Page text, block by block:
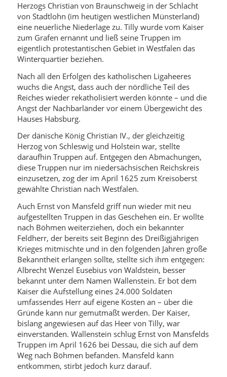
Herzogs Christian von Braunschweig in der Schlacht
von Stadtlohn (im heutigen westlichen Münsterland)
eine neuerliche Niederlage zu. Tilly wurde vom Kaiser
zum Grafen ernannt und ließ seine Truppen im
eigentlich protestantischen Gebiet in Westfalen das
Winterquartier beziehen.
Nach all den Erfolgen des katholischen Ligaheeres
wuchs die Angst, dass auch der nördliche Teil des
Reiches wieder rekatholisiert werden könnte – und die
Angst der Nachbarländer vor einem Übergewicht des
Hauses Habsburg.
Der dänische König Christian IV., der gleichzeitig
Herzog von Schleswig und Holstein war, stellte
daraufhin Truppen auf. Entgegen den Abmachungen,
diese Truppen nur im niedersächsischen Reichskreis
einzusetzen, zog der im April 1625 zum Kreisoberst
gewählte Christian nach Westfalen.
Auch Ernst von Mansfeld griff nun wieder mit neu
aufgestellten Truppen in das Geschehen ein. Er wollte
nach Böhmen weiterziehen, doch ein bekannter
Feldherr, der bereits seit Beginn des Dreißigjährigen
Krieges mitmischte und in den folgenden Jahren große
Bekanntheit erlangen sollte, stellte sich ihm entgegen:
Albrecht Wenzel Eusebius von Waldstein, besser
bekannt unter dem Namen Wallenstein. Er bot dem
Kaiser die Aufstellung eines 24.000 Soldaten
umfassendes Herr auf eigene Kosten an – über die
Gründe kann nur gemutmaßt werden. Der Kaiser,
bislang angewiesen auf das Heer von Tilly, war
einverstanden. Wallenstein schlug Ernst von Mansfelds
Truppen im April 1626 bei Dessau, die sich auf dem
Weg nach Böhmen befanden. Mansfeld kann
entkommen, stirbt jedoch kurz darauf.